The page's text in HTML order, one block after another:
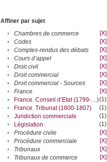
Affiner par sujet
•
Chambres de commerce
[X]
•
Codes
[X]
•
Comptes-rendus des débats
[X]
•
Cours d’appel
[X]
•
Droit civil
[X]
•
Droit commercial
[X]
•
Droit commercial - Sources
[X]
•
France
[X]
•
France. Conseil d’Etat (1799-....)(1)
•
France. Tribunat (1800-1807)
(1)
•
Juridiction commerciale
(1)
•
Législation
(1)
•
Procédure civile
[X]
•
Procédure commerciale
[X]
•
Tribunaux
[X]
•
Tribunaux de commerce
[X]